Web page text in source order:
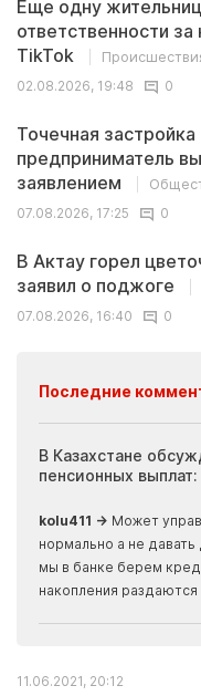
Еще одну
ответственности
TikTok
02.08.2026, 19:48
0
Точечная
предприниматель
заявлением
07.08.2026, 17:25
0
В Актау горел
заявил о поджоге
07.08.2026, 16:40
0
Последние
В Казахстане
пенсионных
kolu411 → Может
нормально а не
мы в банке берем
накопления
11.06.2021, 20:12